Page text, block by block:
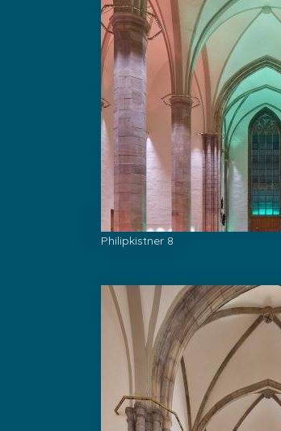
Philipkistner 8